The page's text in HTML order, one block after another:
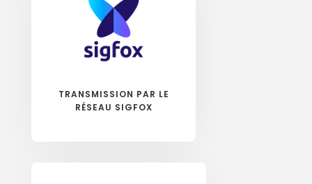
TRANSMISSION PAR LE
RÉSEAU SIGFOX